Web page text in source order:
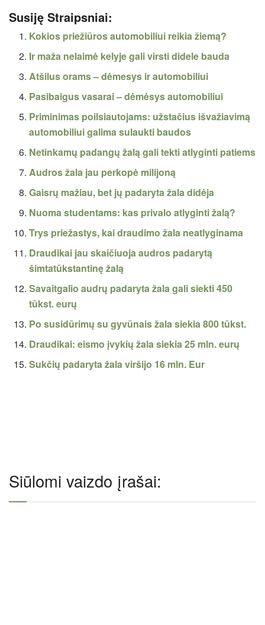
Susiję Straipsniai:
Kokios priežiūros automobiliui reikia žiemą?
Ir maža nelaimė kelyje gali virsti didele bauda
Atšilus orams – dėmesys ir automobiliui
Pasibaigus vasarai – dėmėsys automobiliui
Priminimas poilsiautojams: užstačius išvažiavimą
automobiliui galima sulaukti baudos
Netinkamų padangų žalą gali tekti atlyginti patiems
Audros žala jau perkopė milijoną
Gaisrų mažiau, bet jų padaryta žala didėja
Nuoma studentams: kas privalo atlyginti žalą?
Trys priežastys, kai draudimo žala neatlyginama
Draudikai jau skaičiuoja audros padarytą
šimtatūkstantinę žalą
Savaitgalio audrų padaryta žala gali siekti 450
tūkst. eurų
Po susidūrimų su gyvūnais žala siekia 800 tūkst.
Draudikai: eismo įvykių žala siekia 25 mln. eurų
Sukčių padaryta žala viršijo 16 mln. Eur
Siūlomi vaizdo įrašai: